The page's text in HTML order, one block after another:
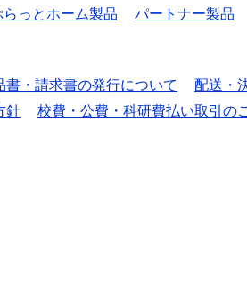
らっとホーム製品 パートナー製品
書・請求書の発行について 配送・
針 校費・公費・科研費払い取引の